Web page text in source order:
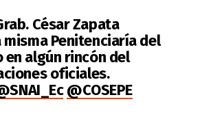
César Zapata
Penitenciaría del
algún rincón del
oficiales.
@COSEPE